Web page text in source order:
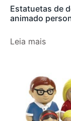
Estatuetas de
animado
Leia mais